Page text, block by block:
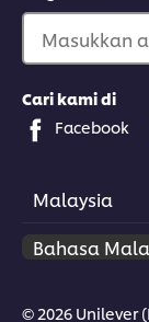
Masukkan
Cari kami di
Facebook
Malaysia
© 2026 Unilever